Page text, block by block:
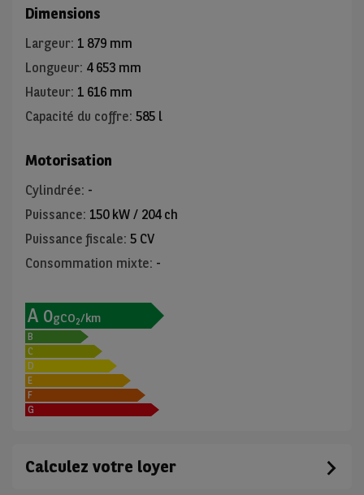
Dimensions
Largeur: 1 879 mm
Longueur: 4 653 mm
Hauteur: 1 616 mm
Capacité du coffre: 585 l
Motorisation
Cylindrée: -
Puissance: 150 kW / 204 ch
Puissance fiscale: 5 CV
Consommation mixte: -
A 0gCO2/km
B
C
D
E
F
G
Calculez votre loyer